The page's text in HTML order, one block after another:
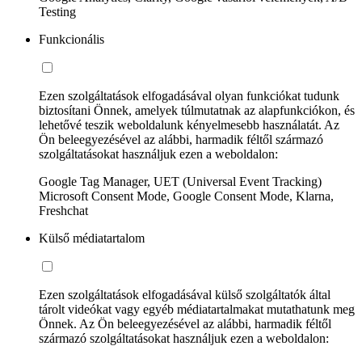
Testing
Funkcionális
Ezen szolgáltatások elfogadásával olyan funkciókat tudunk
biztosítani Önnek, amelyek túlmutatnak az alapfunkciókon, és
lehetővé teszik weboldalunk kényelmesebb használatát. Az
Ön beleegyezésével az alábbi, harmadik féltől származó
szolgáltatásokat használjuk ezen a weboldalon:
Google Tag Manager, UET (Universal Event Tracking)
Microsoft Consent Mode, Google Consent Mode, Klarna,
Freshchat
Külső médiatartalom
Ezen szolgáltatások elfogadásával külső szolgáltatók által
tárolt videókat vagy egyéb médiatartalmakat mutathatunk meg
Önnek. Az Ön beleegyezésével az alábbi, harmadik féltől
származó szolgáltatásokat használjuk ezen a weboldalon: